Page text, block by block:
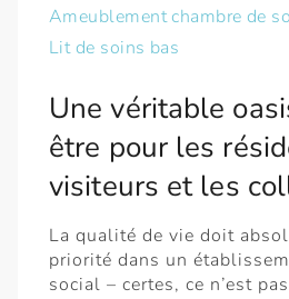
Ameublement chambre de
Lit de soins bas
Une véritable
être pour les
visiteurs et les
La qualité de vie doit
priorité dans un
social – certes, ce n’est